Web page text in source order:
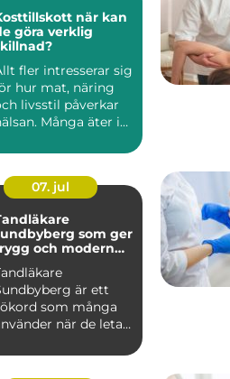
när kan
göra verklig
fler intresserar sig
hur mat, näring
livsstil påverkar
Många äter i
07. jul
som ger
och modern
är ett
som många
när de letar
och ti...